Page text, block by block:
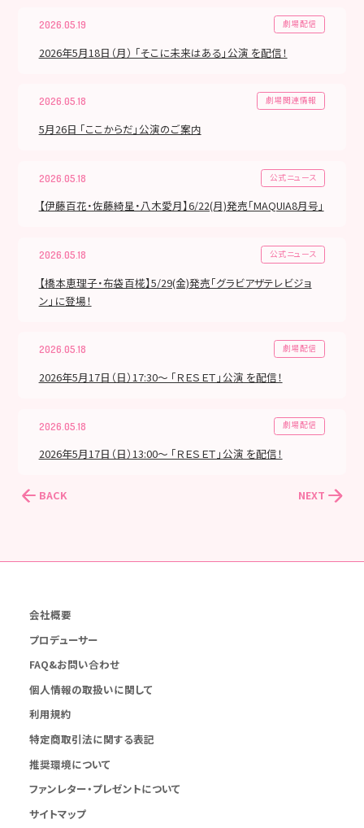
2026.05.19 劇場配信
2026年5月18日（月） 「そこに未来はある」公演 を配信！
2026.05.18 劇場関連情報
5月26日 「ここからだ」公演のご案内
2026.05.18 公式ニュース
【伊藤百花・佐藤綺星・八木愛月】6/22(月)発売「MAQUIA8月号」
2026.05.18 公式ニュース
【橋本恵理子・布袋百椛】5/29(金)発売「グラビアザテレビジョ
ン」に登場！
2026.05.18 劇場配信
2026年5月17日（日）17:30～ 「ＲＥＳＥＴ」公演 を配信！
2026.05.18 劇場配信
2026年5月17日（日）13:00～ 「ＲＥＳＥＴ」公演 を配信！
BACK NEXT
会社概要
プロデューサー
FAQ&お問い合わせ
個人情報の取扱いに関して
利用規約
特定商取引法に関する表記
推奨環境について
ファンレター・プレゼントについて
サイトマップ